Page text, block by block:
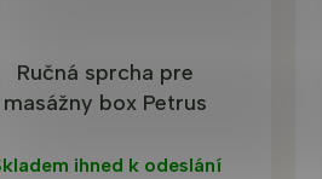
Ručná sprcha pre
masážny box Petrus
ihned k odeslání